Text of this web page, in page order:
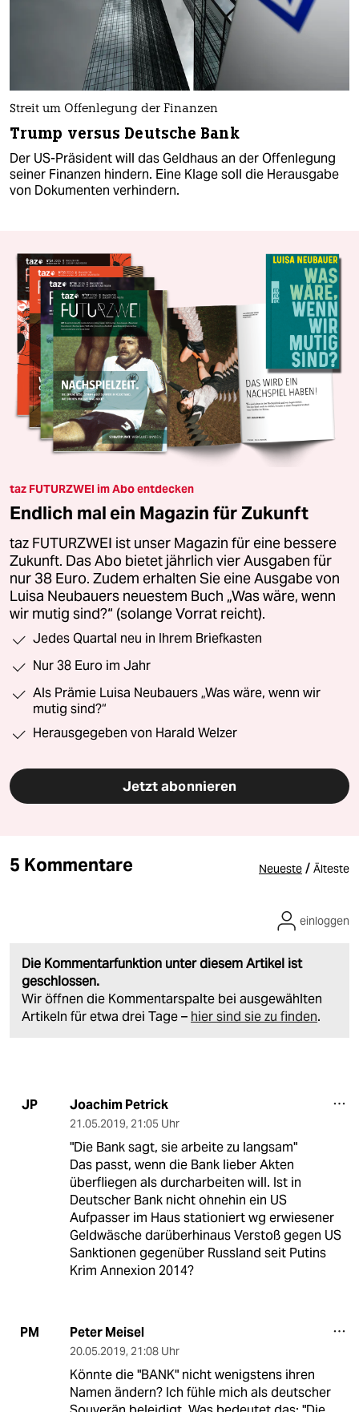
Streit um Offenlegung der Finanzen
Trump versus Deutsche Bank
Der US-Präsident will das Geldhaus an der Offenlegung
seiner Finanzen hindern. Eine Klage soll die Herausgabe
von Dokumenten verhindern.
taz FUTURZWEI im Abo entdecken
Endlich mal ein Magazin für Zukunft
taz FUTURZWEI ist unser Magazin für eine bessere
Zukunft. Das Abo bietet jährlich vier Ausgaben für
nur 38 Euro. Zudem erhalten Sie eine Ausgabe von
Luisa Neubauers neuestem Buch „Was wäre, wenn
wir mutig sind?“ (solange Vorrat reicht).
Jedes Quartal neu in Ihrem Briefkasten
Nur 38 Euro im Jahr
Als Prämie Luisa Neubauers „Was wäre, wenn wir
mutig sind?“
Herausgegeben von Harald Welzer
Jetzt abonnieren
5 Kommentare Neueste / Älteste
Die Kommentarfunktion unter diesem Artikel ist
geschlossen.
Wir öffnen die Kommentarspalte bei ausgewählten
Artikeln für etwa drei Tage – hier sind sie zu finden.
einloggen
JP Joachim Petrick
21.05.2019, 21:05 Uhr
"Die Bank sagt, sie arbeite zu langsam"
Das passt, wenn die Bank lieber Akten
überfliegen als durcharbeiten will. Ist in
Deutscher Bank nicht ohnehin ein US
Aufpasser im Haus stationiert wg erwiesener
Geldwäsche darüberhinaus Verstoß gegen US
Sanktionen gegenüber Russland seit Putins
Krim Annexion 2014?
PM Peter Meisel
20.05.2019, 21:08 Uhr
Könnte die "BANK" nicht wenigstens ihren
Namen ändern? Ich fühle mich als deutscher